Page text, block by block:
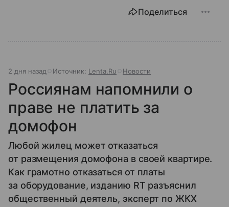
Поделиться
2 дня назад Источник: Lenta.Ru Новости
Россиянам напомнили о
праве не платить за
домофон
Любой жилец может отказаться
от размещения домофона в своей квартире.
Как грамотно отказаться от платы
за оборудование, изданию RT разъяснил
общественный деятель, эксперт по ЖКХ